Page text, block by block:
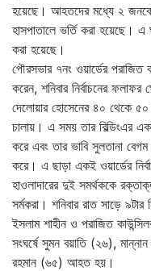
হয়েছে। আহতদের মধ্যে ২
হাসপাতালে ভর্তি করা হয়েছে।
করা হয়েছে।
পৌরসভার ৭নং ওয়ার্ডের পরাজিত
করেন, শনিবার নির্বাচনের ফলাফর
দেলোয়ার হোসেনের ৪০ থেকে
চালায়। এ সময় তার বিল্ডিংএর
করে এবং তার ভাবি সুলতানা
করে। এ ছাড়া একই ওয়ার্ডের
হাওলাদারের দুই সমর্থককে
সর্মকরা। শনিবার রাত সাড়ে ৯টার
ইসলাম শাহীন ও পরাজিত
সংঘর্ষে সুমন বয়াতি (২৬),
রহমান (৬৫) আহত হয়।